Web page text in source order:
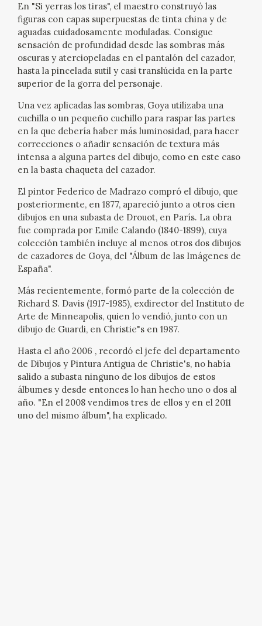
PUBLICACIONES
TIENDA ONLINE
EDUCA
RECURSOS EDUCATIVOS
FICHAS ARASAAC
En "Si yerras los tiras", el maestro construyó las
figuras con capas superpuestas de tinta china y de
aguadas cuidadosamente moduladas. Consigue
sensación de profundidad desde las sombras más
oscuras y aterciopeladas en el pantalón del cazador,
hasta la pincelada sutil y casi translúcida en la parte
superior de la gorra del personaje.
Una vez aplicadas las sombras, Goya utilizaba una
cuchilla o un pequeño cuchillo para raspar las partes
en la que debería haber más luminosidad, para hacer
correcciones o añadir sensación de textura más
intensa a alguna partes del dibujo, como en este caso
en la basta chaqueta del cazador.
El pintor Federico de Madrazo compró el dibujo, que
posteriormente, en 1877, apareció junto a otros cien
dibujos en una subasta de Drouot, en París. La obra
fue comprada por Emile Calando (1840-1899), cuya
colección también incluye al menos otros dos dibujos
de cazadores de Goya, del "Álbum de las Imágenes de
España".
Más recientemente, formó parte de la colección de
Richard S. Davis (1917-1985), exdirector del Instituto de
Arte de Minneapolis, quien lo vendió, junto con un
dibujo de Guardi, en Christie"s en 1987.
Hasta el año 2006 , recordó el jefe del departamento
de Dibujos y Pintura Antigua de Christie's, no había
salido a subasta ninguno de los dibujos de estos
álbumes y desde entonces lo han hecho uno o dos al
año. "En el 2008 vendimos tres de ellos y en el 2011
uno del mismo álbum", ha explicado.